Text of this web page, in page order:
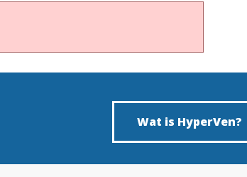
Wat is HyperVen?